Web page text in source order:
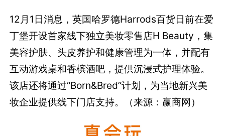
12月1日消息，英国哈罗德Harrods百货日前在爱
丁堡开设首家线下独立美妆零售店H Beauty，集
美容护肤、头皮养护和健康管理为一体，并配有
互动游戏桌和香槟酒吧，提供沉浸式护理体验。
该店还将通过“Born&Bred”计划，为当地新兴美
妆企业提供线下门店支持。（来源：赢商网）